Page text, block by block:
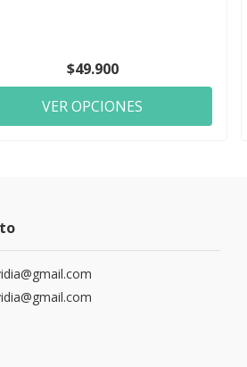
$49.900
VER OPCIONES